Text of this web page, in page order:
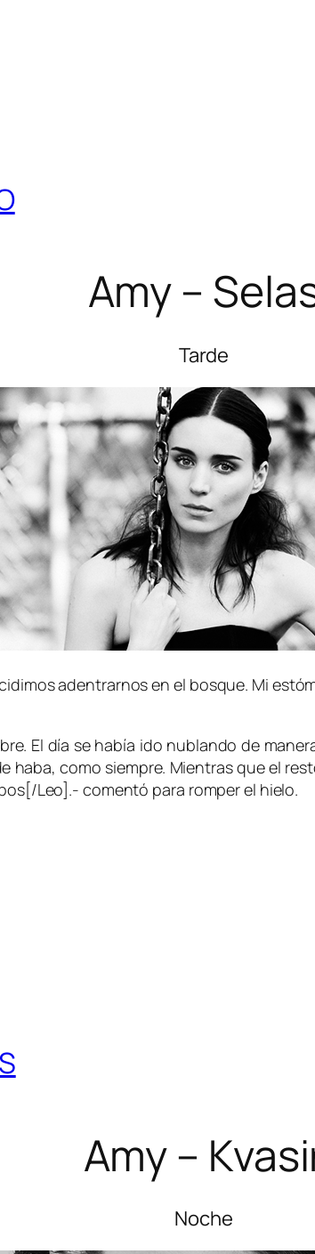
Amy –
Tarde
adentrarnos en el bosque. Mi
El día se había ido nublando de
haba, como siempre. Mientras que el
Leo].- comentó para romper el hielo.
Amy –
Noche